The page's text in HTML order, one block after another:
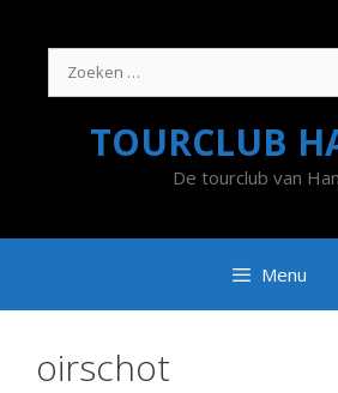
naar:
TOURCLUB
De tourclub van
Menu
oirschot